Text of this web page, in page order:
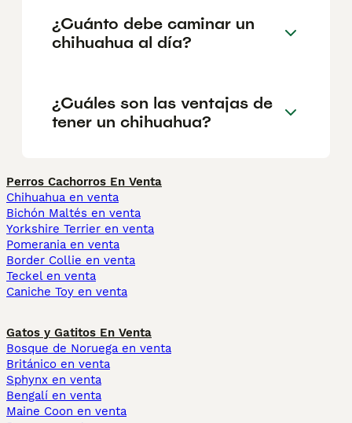
¿Cuánto debe caminar un
chihuahua al día?
¿Cuáles son las ventajas de
tener un chihuahua?
Perros Cachorros En Venta
Chihuahua en venta
Bichón Maltés en venta
Yorkshire Terrier en venta
Pomerania en venta
Border Collie en venta
Teckel en venta
Caniche Toy en venta
Gatos y Gatitos En Venta
Bosque de Noruega en venta
Británico en venta
Sphynx en venta
Bengalí en venta
Maine Coon en venta